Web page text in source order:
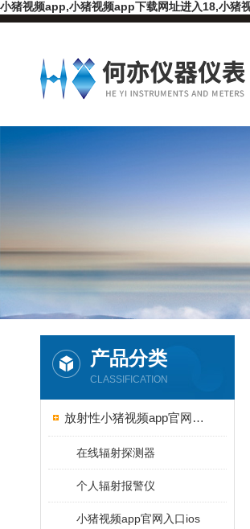
小猪视频app,小猪视频app下载网址进入18,小猪
产品分类
CLASSIFICATION
放射性小猪视频app官网入口ios
在线辐射探测器
个人辐射报警仪
小猪视频app官网入口ios